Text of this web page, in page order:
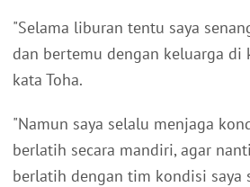
"Selama liburan tentu saya
dan bertemu dengan keluarga di
kata Toha.
"Namun saya selalu menjaga
berlatih secara mandiri, agar
berlatih dengan tim kondisi saya